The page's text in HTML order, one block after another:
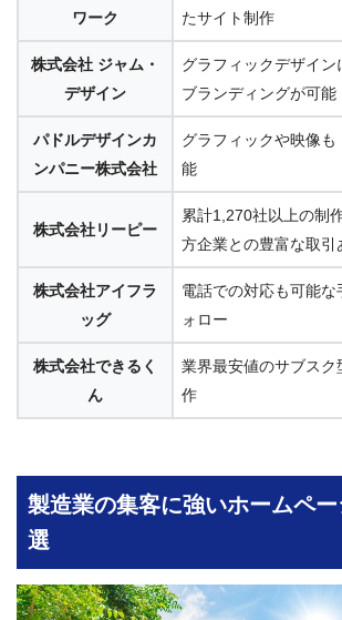
ワーク
たサイト制作
株式会社 ジャム・
デザイン
グラフィックデザイ
ブランディングが可能
パドルデザインカ
ンパニー株式会社
グラフィックや映像
能
株式会社リーピー
累計1,270社以上の制
方企業との豊富な取引
株式会社アイフラ
ッグ
電話での対応も可能な
ォロー
株式会社できるく
ん
業界最安値のサブスク
作
製造業の集客に強いホームペ
選